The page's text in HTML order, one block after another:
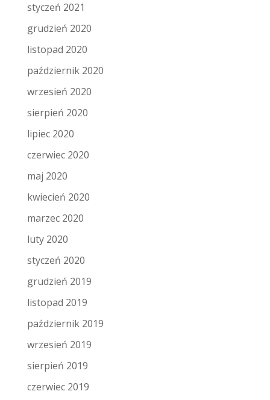
styczeń 2021
grudzień 2020
listopad 2020
październik 2020
wrzesień 2020
sierpień 2020
lipiec 2020
czerwiec 2020
maj 2020
kwiecień 2020
marzec 2020
luty 2020
styczeń 2020
grudzień 2019
listopad 2019
październik 2019
wrzesień 2019
sierpień 2019
czerwiec 2019